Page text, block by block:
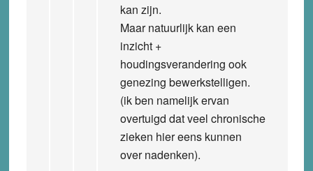
kan zijn.
Maar natuurlijk kan een
inzicht +
houdingsverandering ook
genezing bewerkstelligen.
(ik ben namelijk ervan
overtuigd dat veel chronische
zieken hier eens kunnen
over nadenken).